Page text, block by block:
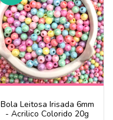
Bola Leitosa Irisada 6mm
- Acrilico Colorido 20g